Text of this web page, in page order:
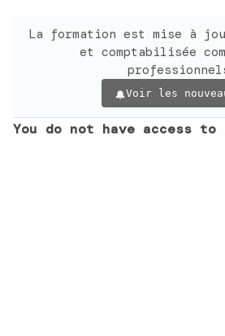
La formation est mise à
et comptabilisée
Voir les
You do not have access